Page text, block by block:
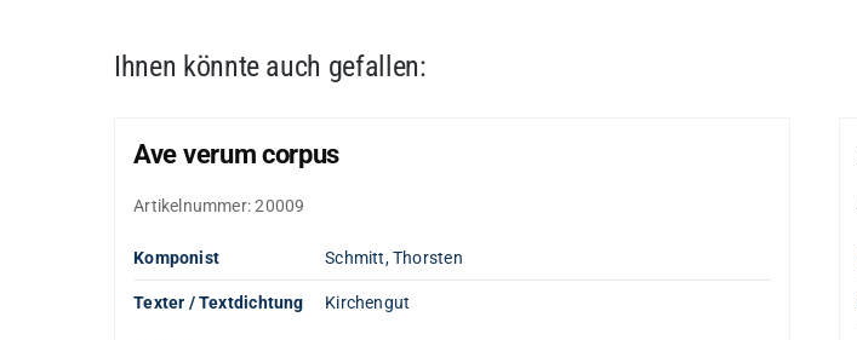
Ihnen könnte auch gefallen:
Ave verum corpus
Artikelnummer:20009
Komponist Schmitt, Thorsten
Texter / Textdichtung Kirchengut